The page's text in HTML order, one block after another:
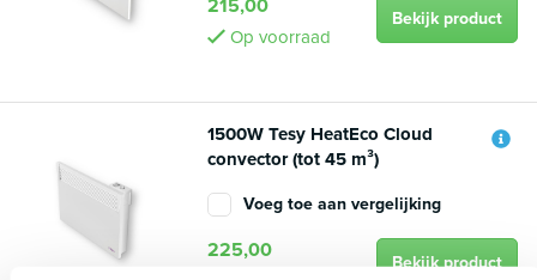
Op voorraad
Bekijk product
1500W Tesy HeatEco Cloud
convector (tot 45 m³)
Voeg toe aan vergelijking
225,00 Bekijk product